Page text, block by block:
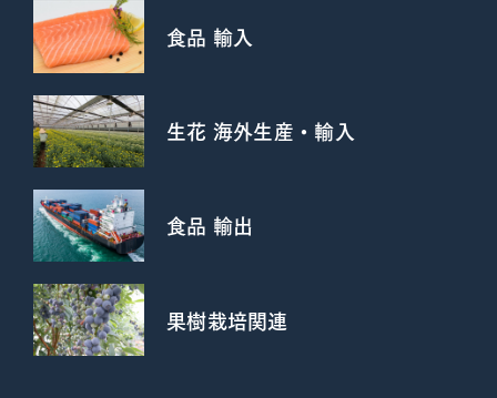
食品 輸入
生花 海外生産・輸入
食品 輸出
果樹栽培関連